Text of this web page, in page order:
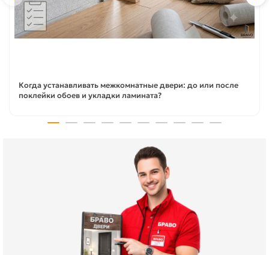
Когда устанавливать межкомнатные двери: до или после
поклейки обоев и укладки ламината?